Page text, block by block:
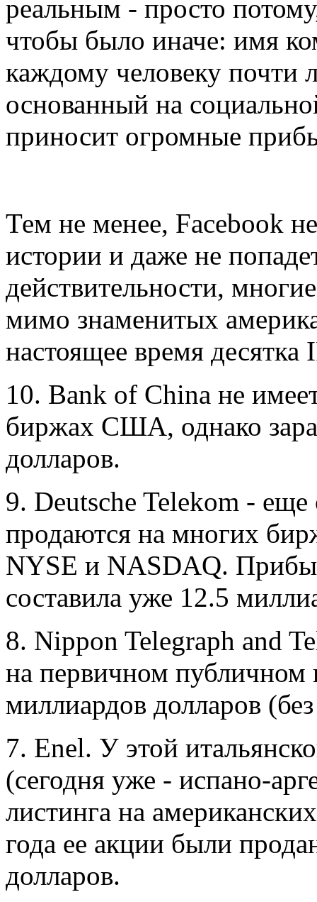
реальным - просто
чтобы было иначе: имя
каждому человеку почти
основанный на
приносит огромные
Тем не менее, Facebook
истории и даже не
действительности,
мимо знаменитых
настоящее время десятка
10. Bank of China не
биржах США, однако
долларов.
9. Deutsche Telekom - еще
продаются на многих
NYSE и NASDAQ.
составила уже 12.5
8. Nippon Telegraph and
на первичном
миллиардов долларов
7. Enel. У этой
(сегодня уже - испано-
листинга на
года ее акции были
долларов.